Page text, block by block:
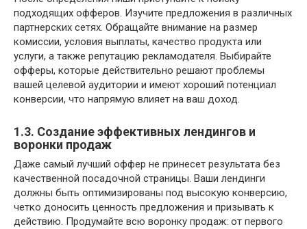
подходящих офферов. Изучите предложения в различных
партнерских сетях. Обращайте внимание на размер
комиссии, условия выплаты, качество продукта или
услуги, а также репутацию рекламодателя. Выбирайте
офферы, которые действительно решают проблемы
вашей целевой аудитории и имеют хороший потенциал
конверсии, что напрямую влияет на ваш доход.
1.3. Создание эффективных лендингов и
воронки продаж
Даже самый лучший оффер не принесет результата без
качественной посадочной страницы. Ваши лендинги
должны быть оптимизированы под высокую конверсию,
четко доносить ценность предложения и призывать к
действию. Продумайте всю воронку продаж: от первого